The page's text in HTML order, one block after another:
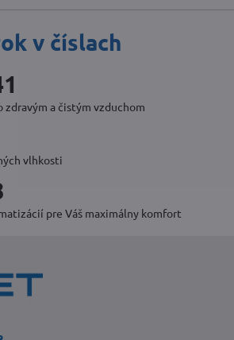
v číslach
zdravým a čistým vzduchom
vlhkosti
pre Váš maximálny komfort